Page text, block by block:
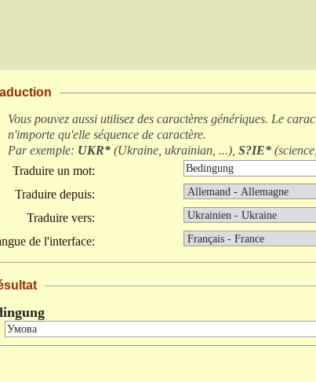
Vous pouvez aussi utilisez des caractères génériques. Le
n'importe qu'elle séquence de caractère.
Par exemple: UKR* (Ukraine, ukrainian, ...), S?IE* (
Traduire un mot:
Traduire depuis:
Traduire vers:
de l'interface: